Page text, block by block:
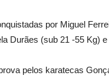
por Miguel
Durães (sub 21 -55 Kg)
pelos karatecas